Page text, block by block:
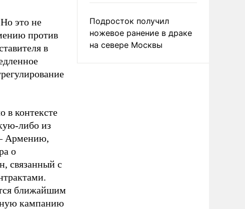
это не
против
в
в контексте
либо из
Армению,
о
связанный с
ближайшим
кампанию
Подросток получил
ножевое ранение в драке
на севере Москвы